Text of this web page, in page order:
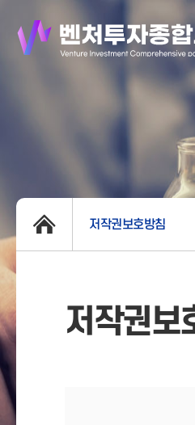
저작권보호방침
저작권보